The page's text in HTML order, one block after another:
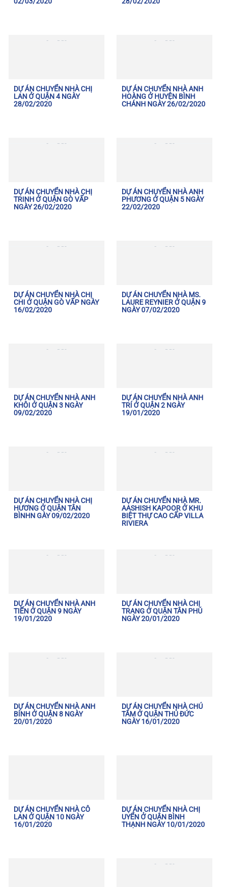
DỰ ÁN CHUYỂN NHÀ CHỊ
LAN Ở QUẬN 4 NGÀY
28/02/2020
DỰ ÁN CHUYỂN NHÀ ANH
HOÀNG Ở HUYỆN BÌNH
CHÁNH NGÀY 26/02/2020
DỰ ÁN CHUYỂN NHÀ CHỊ
TRINH Ở QUẬN GÒ VẤP
NGÀY 26/02/2020
DỰ ÁN CHUYỂN NHÀ ANH
PHƯƠNG Ở QUẬN 5 NGÀY
22/02/2020
DỰ ÁN CHUYỂN NHÀ CHỊ
CHI Ở QUẬN GÒ VẤP NGÀY
16/02/2020
DỰ ÁN CHUYỂN NHÀ MS.
LAURE REYNIER Ở QUẬN 9
NGÀY 07/02/2020
DỰ ÁN CHUYỂN NHÀ ANH
KHÔI Ở QUẬN 3 NGÀY
09/02/2020
DỰ ÁN CHUYỂN NHÀ ANH
TRÍ Ở QUẬN 2 NGÀY
19/01/2020
DỰ ÁN CHUYỂN NHÀ CHỊ
HƯƠNG Ở QUẬN TÂN
BÌNHN GÀY 09/02/2020
DỰ ÁN CHUYỂN NHÀ MR.
AASHISH KAPOOR Ở KHU
BIỆT THỰ CAO CẤP VILLA
RIVIERA
DỰ ÁN CHUYỂN NHÀ ANH
TIẾN Ở QUẬN 9 NGÀY
19/01/2020
DỰ ÁN CHUYỂN NHÀ CHỊ
TRANG Ở QUẬN TÂN PHÚ
NGÀY 20/01/2020
DỰ ÁN CHUYỂN NHÀ ANH
BÍNH Ở QUẬN 8 NGÀY
20/01/2020
DỰ ÁN CHUYỂN NHÀ CHÚ
TÂM Ở QUẬN THỦ ĐỨC
NGÀY 16/01/2020
DỰ ÁN CHUYỂN NHÀ CÔ
LAN Ở QUẬN 10 NGÀY
16/01/2020
DỰ ÁN CHUYỂN NHÀ CHỊ
UYỂN Ở QUẬN BÌNH
THẠNH NGÀY 10/01/2020